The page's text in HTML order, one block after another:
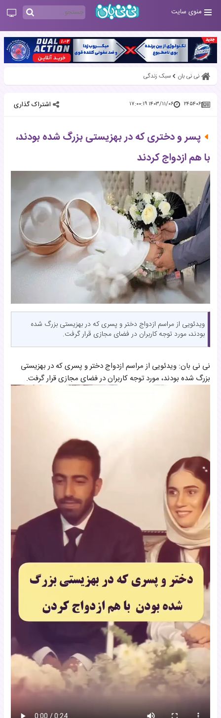
منوی سایت
نی نی بان سبک زندگی
۲۴۵۴۰۶ ۱۴۰۳/۱۱/۰۶ ۱۷:۰۰:۱۹ اشتراک گذاری
پسر و دختری که در بهزیستی بزرگ شده بودند،
با هم ازدواج کردند
ویدئویی از مراسم ازدواج دختر و پسری که در بهزیستی بزرگ شده
بودند، مورد توجه کاربران در فضای مجازی قرار گرفت.
نی نی بان: ویدئویی از مراسم ازدواج دختر و پسری که در بهزیستی
بزرگ شده بودند، مورد توجه کاربران در فضای مجازی قرار گرفت.